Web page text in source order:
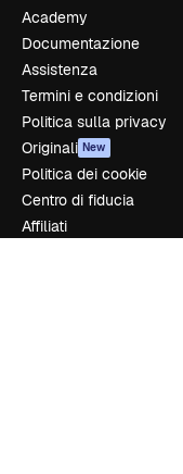
Academy
Documentazione
Assistenza
Termini e condizioni
Politica sulla privacy
Originali New
Politica dei cookie
Centro di fiducia
Affiliati